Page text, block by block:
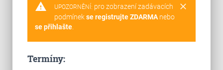
warning clear
UPOZORNĚNÍ: pro zobrazení zadávacích
podmínekse registrujte ZDARMAnebo
se přihlašte.
Termíny: